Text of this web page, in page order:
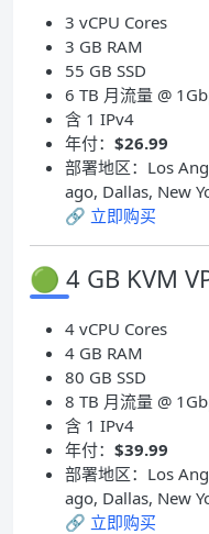
3 vCPU Cores
3 GB RAM
55 GB SSD
6 TB 月流量 @
含 1 IPv4
年付： $26.99
部署地区：Los
ago, Dallas, New
🔗 立即购买
🟢 4 GB KVM
4 vCPU Cores
4 GB RAM
80 GB SSD
8 TB 月流量 @
含 1 IPv4
年付： $39.99
部署地区：Los
ago, Dallas, New
🔗 立即购买